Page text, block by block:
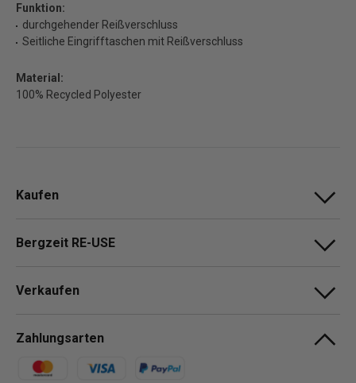
Funktion:
durchgehender Reißverschluss
Seitliche Eingrifftaschen mit Reißverschluss
Material:
100% Recycled Polyester
Kaufen
Bergzeit RE-USE
Verkaufen
Zahlungsarten
Zahlungsmethoden